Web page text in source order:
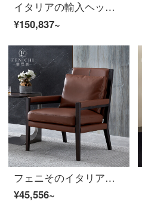
イタリアの輸入ヘッドクラフトのシガーチェアの意味式の極簡単なリビングアームチェアアメリカ式軽量1919ソファチェア【イタリア本革】シガーチェアのセット
¥150,837~
フェニそのイタリア式の極簡単なシングルチェアのリビングルームのシングルソファーに手すりが付いています。
¥45,556~